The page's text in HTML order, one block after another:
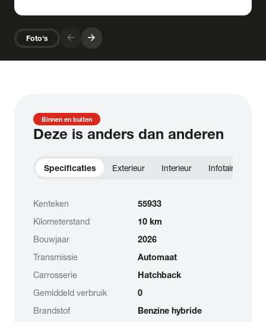
Foto's arrow_forward arrow_forward
Binnen en buiten
Deze is anders dan anderen
Specificaties Exterieur Interieur Infotainment
Kenteken
55933
Kilometerstand
10 km
Bouwjaar
2026
Transmissie
Automaat
Carrosserie
Hatchback
Gemiddeld verbruik
0
Brandstof
Benzine hybride